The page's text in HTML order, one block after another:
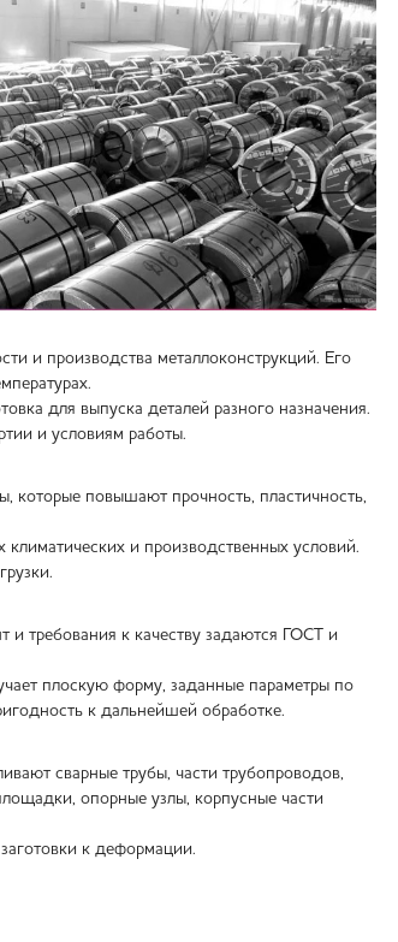
и производства металлоконструкций. Его
для выпуска деталей разного назначения.
и условиям работы.
которые повышают прочность, пластичность,
и производственных условий.
и требования к качеству задаются ГОСТ и
плоскую форму, заданные параметры по
к дальнейшей обработке.
сварные трубы, части трубопроводов,
опорные узлы, корпусные части
к деформации.